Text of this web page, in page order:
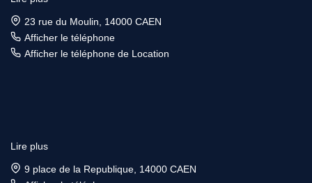
23 rue du Moulin, 14000 CAEN
Afficher le téléphone
Afficher le téléphone de Location
Lire plus
9 place de la Republique, 14000 CAEN